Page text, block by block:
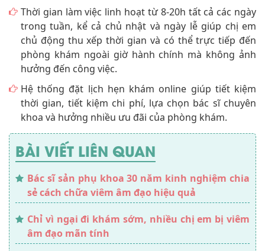
Thời gian làm việc linh hoạt từ 8-20h tất cả các ngày
trong tuần, kể cả chủ nhật và ngày lễ giúp chị em
chủ động thu xếp thời gian và có thể trực tiếp đến
phòng khám ngoài giờ hành chính mà không ảnh
hưởng đến công việc.
Hệ thống đặt lịch hẹn khám online giúp tiết kiệm
thời gian, tiết kiệm chi phí, lựa chọn bác sĩ chuyên
khoa và hưởng nhiều ưu đãi của phòng khám.
BÀI VIẾT LIÊN QUAN
Bác sĩ sản phụ khoa 30 năm kinh nghiệm chia
sẻ cách chữa viêm âm đạo hiệu quả
Chỉ vì ngại đi khám sớm, nhiều chị em bị viêm
âm đạo mãn tính